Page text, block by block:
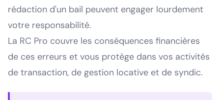
rédaction d'un bail peuvent engager lourdement
votre responsabilité.
La RC Pro couvre les conséquences financières
de ces erreurs et vous protège dans vos activités
de transaction, de gestion locative et de syndic.